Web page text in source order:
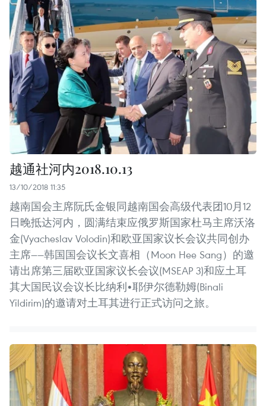
越通社河内2018.10.13
13/10/2018 11:35
越南国会主席阮氏金银同越南国会高级代表团10月12
日晚抵达河内，圆满结束应俄罗斯国家杜马主席沃洛
金(Vyacheslav Volodin)和欧亚国家议长会议共同创办
主席——韩国国会议长文喜相（Moon Hee Sang）的邀
请出席第三届欧亚国家议长会议(MSEAP 3)和应土耳
其大国民议会议长比纳利•耶伊尔德勒姆(Binali
Yildirim)的邀请对土耳其进行正式访问之旅。